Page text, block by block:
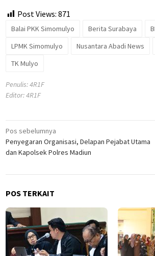
Post Views: 871
Balai PKK Simomulyo Berita Surabaya
LPMK Simomulyo
Nusantara Abadi News
TK Mulyo
Penulis: 4R1F
Editor: 4R1F
Navigasi
pos
Pos sebelumnya
Penyegaran Organisasi, Delapan Pejabat Utama
dan Kapolsek Polres Madiun
POS TERKAIT